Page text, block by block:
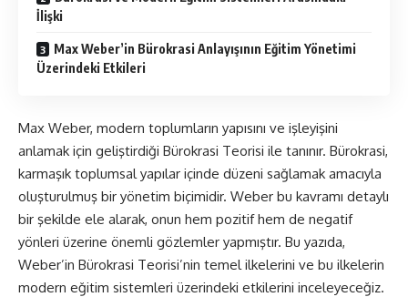
İlişki
Max Weber’in Bürokrasi Anlayışının Eğitim Yönetimi
Üzerindeki Etkileri
Max Weber, modern toplumların yapısını ve işleyişini
anlamak için geliştirdiği Bürokrasi Teorisi ile tanınır. Bürokrasi,
karmaşık toplumsal yapılar içinde düzeni sağlamak amacıyla
oluşturulmuş bir yönetim biçimidir. Weber bu kavramı detaylı
bir şekilde ele alarak, onun hem pozitif hem de negatif
yönleri üzerine önemli gözlemler yapmıştır. Bu yazıda,
Weber’in Bürokrasi Teorisi’nin temel ilkelerini ve bu ilkelerin
modern eğitim sistemleri üzerindeki etkilerini inceleyeceğiz.